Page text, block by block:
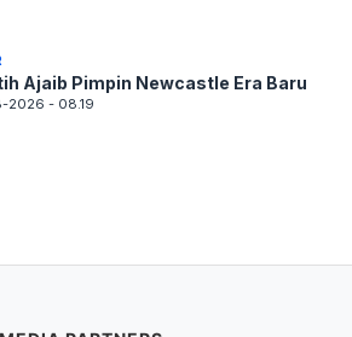
Ajaib Pimpin Newcastle Era Baru
2026 - 08.19